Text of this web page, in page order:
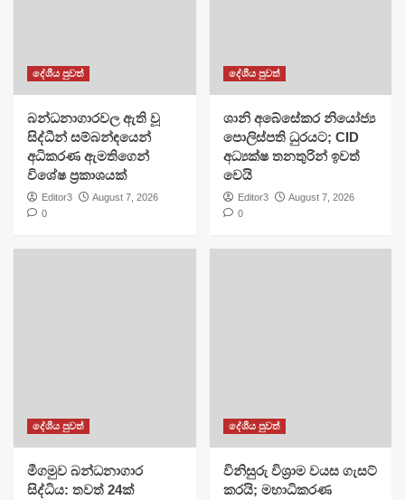
දේශීය පුවත්
බන්ධනාගාරවල ඇති වූ
සිද්ධීන් සම්බන්ඳයෙන්
අධිකරණ ඇමතිගෙන්
විශේෂ ප්‍රකාශයක්
Editor3
August 7, 2026
0
දේශීය පුවත්
ශානි අබේසේකර නියෝජ්‍ය
පොලිස්පති ධුරයට; CID
අධ්‍යක්ෂ තනතුරින් ඉවත්
වෙයි
Editor3
August 7, 2026
0
දේශීය පුවත්
මීගමුව බන්ධනාගාර
සිද්ධිය: තවත් 24ක්
දේශීය පුවත්
විනිසුරු විශ්‍රාම වයස ගැසට්
කරයි; මහාධිකරණ